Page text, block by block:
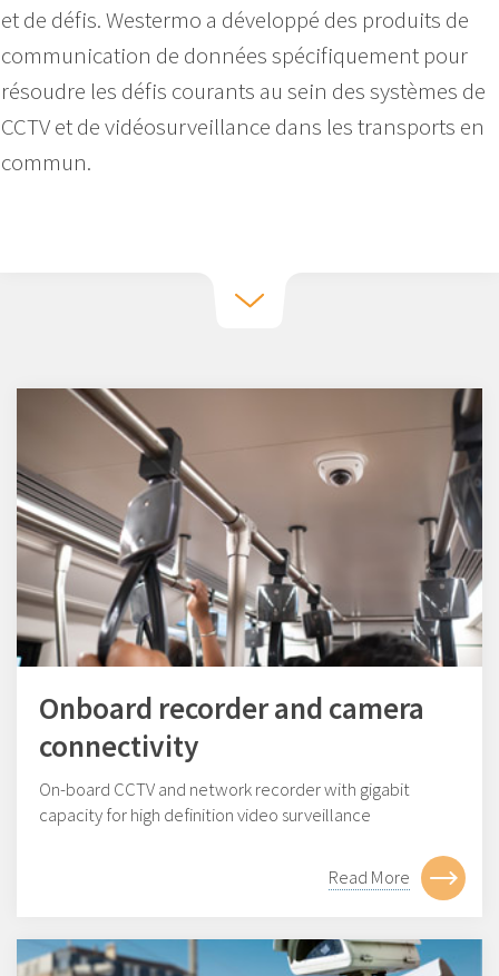
et de défis. Westermo a développé des produits de
communication de données spécifiquement pour
résoudre les défis courants au sein des systèmes de
CCTV et de vidéosurveillance dans les transports en
commun.
Onboard recorder and camera
connectivity
On-board CCTV and network recorder with gigabit
capacity for high definition video surveillance
Read More